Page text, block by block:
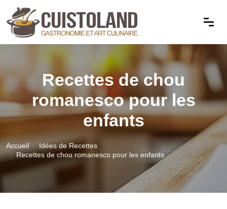
Recettes de chou
romanesco pour les
enfants
Accueil
Idées de Recettes
Recettes de chou romanesco pour les enfants